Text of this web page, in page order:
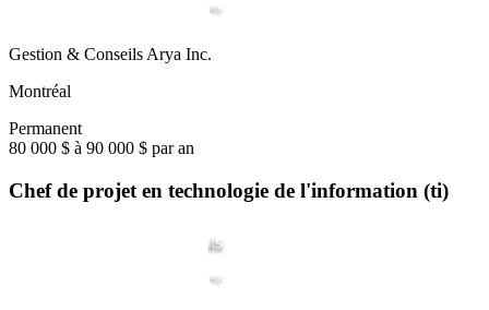
Gestion & Conseils Arya Inc.
Montréal
Permanent
80 000 $ à 90 000 $ par an
Chef de projet en technologie de l'information (ti)